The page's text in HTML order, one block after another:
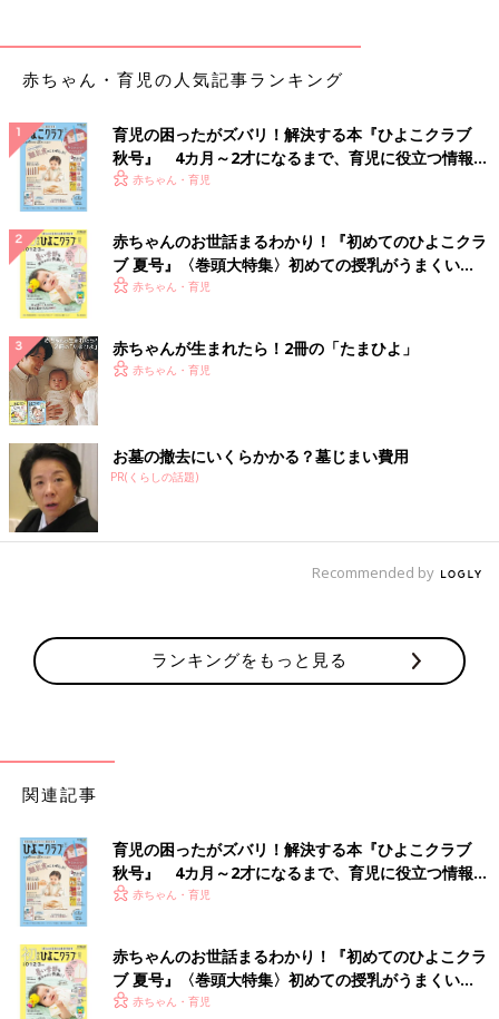
そうはいっても、なかなか納得してくれないこともありますよ
声をかけ、おもちゃの魅力を聞き出すといいと言います。
「例えば、ぬいぐるみを欲しがっていた子は『かわいいから』
『やわらかいから』『連れて帰ってほしいと言っている』など説
明してくれるはず。欲しかったおもちゃの魅力を聞けたら、お父
さんやお母さんは『なるほどね！ 教えてくれてありがとう』と
気持ちを受け止めてあげてください。それから、『その好きって
気持ちは消えない？』『じゃあ今度の誕生日に絶対買おうね』
『その気持ちを忘れないでね』と伝えましょう」。（でんちゃん
先生）
でんちゃん先生によると、約束の日までおもちゃを我慢する行為
には「魅力を伝える（プレゼン力）が身につく」「説明をするの
で語彙力が高まる」「我慢する力が生まれる」「親が約束を守る
姿を見て、子どもも約束を守れる子になる」「親子の信頼関係が
強くなる」など、多くのメリットがあるといいます。外出する機
会が多くなり、つい甘やかしてしまいがちな年末年始。子どもに
この投稿をInstagramで見る
赤ちゃん・育児の人気記事ランキング
育児の困ったがズバリ！解決する本『ひよこクラブ
秋号』 4カ月～2才になるまで、育児に役立つ情報が
いっぱい！
赤ちゃん・育児
赤ちゃんのお世話まるわかり！『初めてのひよこクラ
ブ 夏号』〈巻頭大特集〉初めての授乳がうまくい
く！ おっぱい・ミルクの基本と夏のトラブル 解決テ
赤ちゃん・育児
赤ちゃんが生まれたら！2冊の「たまひよ」
赤ちゃん・育児
お墓の撤去にいくらかかる？墓じまい費用
PR(くらしの話題)
Recommended by
ランキングをもっと見る
関連記事
育児の困ったがズバリ！解決する本『ひよこクラブ
秋号』 4カ月～2才になるまで、育児に役立つ情報が
いっぱい！
赤ちゃん・育児
赤ちゃんのお世話まるわかり！『初めてのひよこクラ
ブ 夏号』〈巻頭大特集〉初めての授乳がうまくい
く！ おっぱい・ミルクの基本と夏のトラブル 解決テ
赤ちゃん・育児